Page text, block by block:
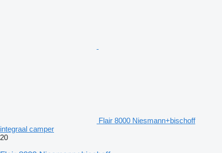
Flair 8000 Niesmann+bischoff
integraal camper
20